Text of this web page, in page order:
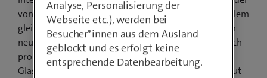
von zu Hause aus im Firmennetzwerk arbeiten. Vor allem
gleichzeitige Nutzung beansprucht das Netz. Mit dem
neuen Internetspeed sind solche Anwendungen jedoch
problemlos und zeitgleich möglich. Die
Glasfasertechnologien sind zudem modular aufgebaut
Analyse, Personalisierung der
Webseite etc.), werden bei
Besucher*innen aus dem Ausland
geblockt und es erfolgt keine
entsprechende Datenbearbeitung.